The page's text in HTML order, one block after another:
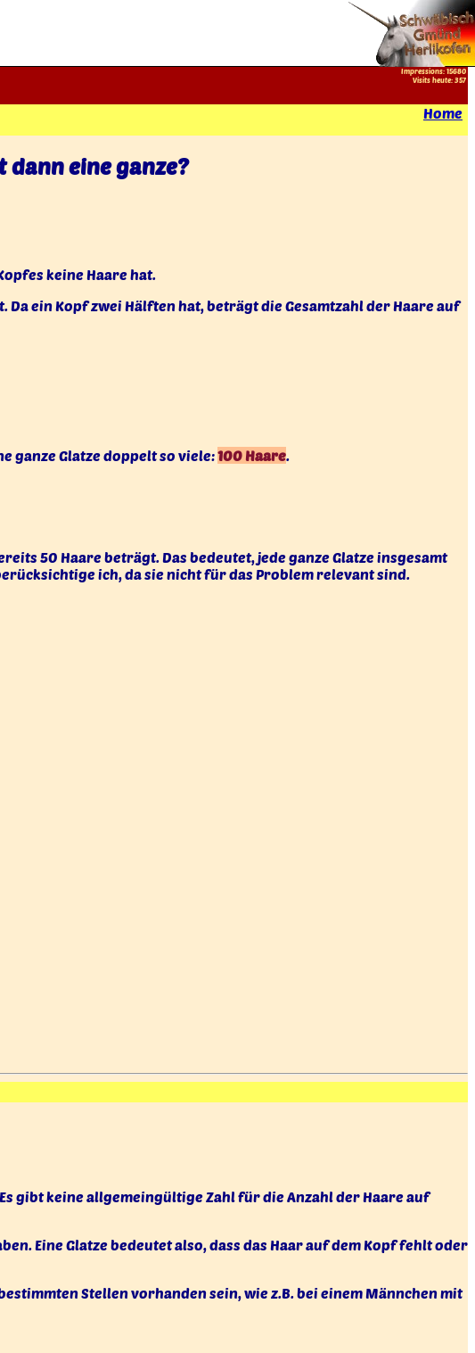
Impressions: 15680
Visits heute: 357
Home
dann eine ganze?
keine Haare hat.
Da ein Kopf zwei Hälften hat, beträgt die Gesamtzahl der Haare auf
ganze Glatze doppelt so viele:100 Haare.
50 Haare beträgt. Das bedeutet, jede ganze Glatze insgesamt
ich, da sie nicht für das Problem relevant sind.
gibt keine allgemeingültige Zahl für die Anzahl der Haare auf
Eine Glatze bedeutet also, dass das Haar auf dem Kopf fehlt oder
Stellen vorhanden sein, wie z.B. bei einem Männchen mit